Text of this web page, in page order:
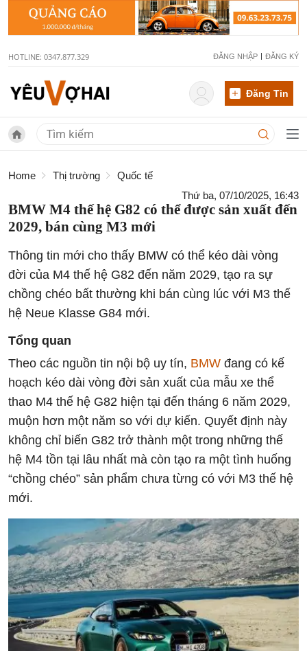
HOTLINE: 0347.877.329 ĐĂNG NHẬP ĐĂNG KÝ
Đăng Tin
Home Thị trường
Quốc tế
Thứ ba, 07/10/2025, 16:43
BMW M4 thế hệ G82 có thể được sản xuất đến
2029, bán cùng M3 mới
Thông tin mới cho thấy BMW có thể kéo dài vòng
đời của M4 thế hệ G82 đến năm 2029, tạo ra sự
chồng chéo bất thường khi bán cùng lúc với M3 thế
hệ Neue Klasse G84 mới.
Tổng quan
Theo các nguồn tin nội bộ uy tín, BMW đang có kế
hoạch kéo dài vòng đời sản xuất của mẫu xe thể
thao M4 thế hệ G82 hiện tại đến tháng 6 năm 2029,
muộn hơn một năm so với dự kiến. Quyết định này
không chỉ biến G82 trở thành một trong những thế
hệ M4 tồn tại lâu nhất mà còn tạo ra một tình huống
“chồng chéo” sản phẩm chưa từng có với M3 thế hệ
mới.